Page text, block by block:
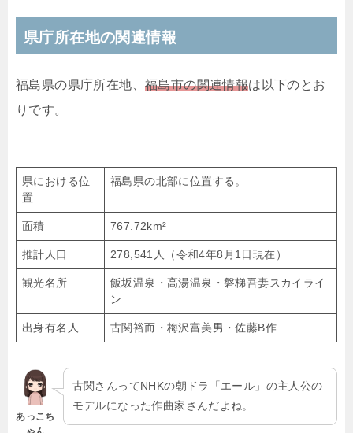
県庁所在地の関連情報
福島県の県庁所在地、 福島市の関連情報は以下のとお
りです。
県における位
置
福島県の北部に位置する。
面積 767.72km²
推計人口 278,541人（令和4年8月1日現在）
観光名所
飯坂温泉・高湯温泉・磐梯吾妻スカイライ
ン
出身有名人 古関裕而・梅沢富美男・佐藤B作
あっこち
古関さんってNHKの朝ドラ「エール」の主人公の
モデルになった作曲家さんだよね。